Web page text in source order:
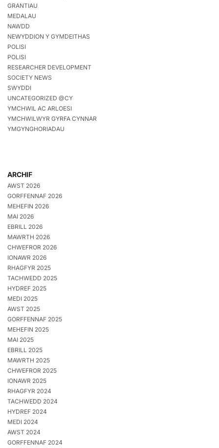
GRANTIAU
MEDALAU
NAWDD
NEWYDDION Y GYMDEITHAS
POLISI
POLISI
RESEARCHER DEVELOPMENT
SOCIETY NEWS
SWYDDI
UNCATEGORIZED @CY
YMCHWIL AC ARLOESI
YMCHWILWYR GYRFA CYNNAR
YMGYNGHORIADAU
ARCHIF
AWST 2026
GORFFENNAF 2026
MEHEFIN 2026
MAI 2026
EBRILL 2026
MAWRTH 2026
CHWEFROR 2026
IONAWR 2026
RHAGFYR 2025
TACHWEDD 2025
HYDREF 2025
MEDI 2025
AWST 2025
GORFFENNAF 2025
MEHEFIN 2025
MAI 2025
EBRILL 2025
MAWRTH 2025
CHWEFROR 2025
IONAWR 2025
RHAGFYR 2024
TACHWEDD 2024
HYDREF 2024
MEDI 2024
AWST 2024
GORFFENNAF 2024